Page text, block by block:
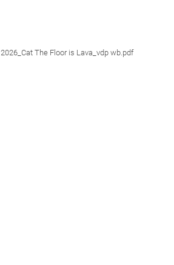
2026_Cat The Floor is Lava_vdp wb.pdf